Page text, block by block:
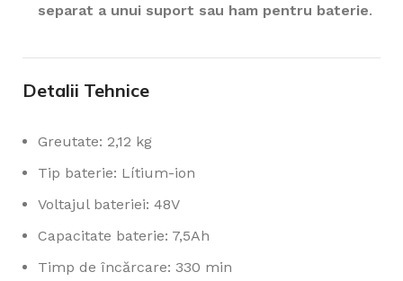
separat a unui suport sau ham pentru baterie.
Detalii Tehnice
Greutate: 2,12 kg
Tip baterie: Lítium-ion
Voltajul bateriei: 48V
Capacitate baterie: 7,5Ah
Timp de încărcare: 330 min